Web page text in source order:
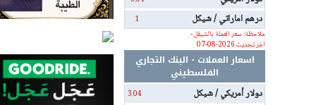
درهم اماراتي / شيكل
1
ملاحظة: سعر العملة بالشيقل -
اخر تحديث 2026-08-07
اسعار العملات - البنك التجاري
الفلسطيني
دولار أمريكي / شيكل
3.04